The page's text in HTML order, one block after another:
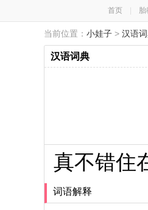
首页 胎
当前位置： 小娃子 > 汉语
汉语词典
真不错住
词语解释